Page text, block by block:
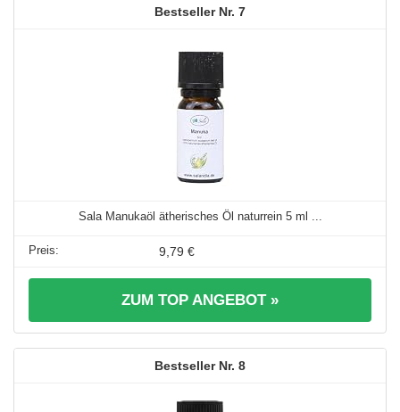
7
Sala Manukaöl ätherisches Öl naturrein 5 ml ...
9,79 €
ZUM TOP ANGEBOT »
8